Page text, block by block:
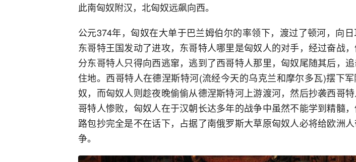
此南匈奴附汉，北匈奴远飙向西。
公元374年，匈奴在大单于巴兰姆伯尔的率领下，渡过了顿河，向
东哥特王国发动了进攻，东哥特人哪里是匈奴人的对手，经过奋战
分东哥特人只得向西逃窜，逃到了西哥特人那里，匈奴尾随其后，
住地。西哥特人在德涅斯特河(流经今天的乌克兰和摩尔多瓦)摆下
奴，而匈奴人则趁夜晚偷偷从德涅斯特河上游渡河，然后抄袭西哥
哥特人惨败，匈奴人在于汉朝长达多年的战争中虽然不能学到精髓
路包抄完全是不在话下，占据了南俄罗斯大草原匈奴人必将给欧洲
争。